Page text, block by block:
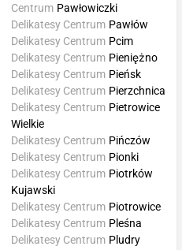
Centrum Pawłowiczki
Delikatesy Centrum Pawłów
Delikatesy Centrum Pcim
Delikatesy Centrum Pieniężno
Delikatesy Centrum Pieńsk
Delikatesy Centrum Pierzchnica
Delikatesy Centrum Pietrowice
Wielkie
Delikatesy Centrum Pińczów
Delikatesy Centrum Pionki
Delikatesy Centrum Piotrków
Kujawski
Delikatesy Centrum Piotrowice
Delikatesy Centrum Pleśna
Delikatesy Centrum Pludry